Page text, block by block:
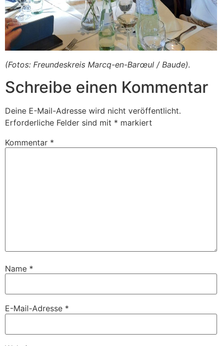
(Fotos: Freundeskreis Marcq-en-Barœul / Baude).
Schreibe einen Kommentar
Deine E-Mail-Adresse wird nicht veröffentlicht.
Erforderliche Felder sind mit * markiert
Kommentar *
Name *
E-Mail-Adresse *